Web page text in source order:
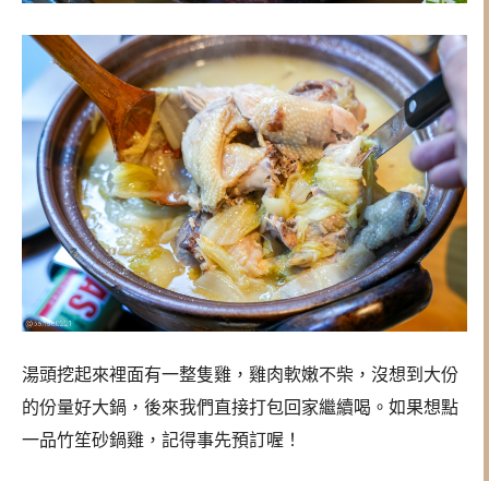
湯頭挖起來裡面有一整隻雞，雞肉軟嫩不柴，沒想到大份
的份量好大鍋，後來我們直接打包回家繼續喝。如果想點
一品竹笙砂鍋雞，記得事先預訂喔！